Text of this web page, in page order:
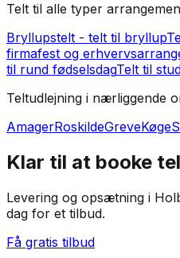
Telt til alle typer
Bryllupstelt - telt til bryllup
firmafest og
til rund fødselsdagTelt til
Teltudlejning i nærliggende
AmagerRoskildeGreveKøge
Klar til at booke
Levering og opsætning i
dag for et tilbud.
Få gratis tilbud